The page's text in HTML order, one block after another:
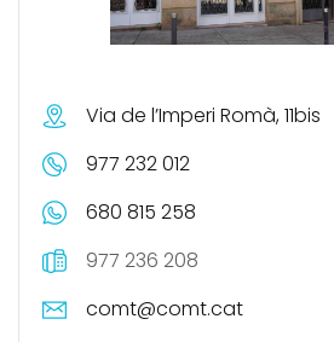
Via de l’Imperi Romà, 11bis
977 232 012
680 815 258
977 236 208
comt@comt.cat